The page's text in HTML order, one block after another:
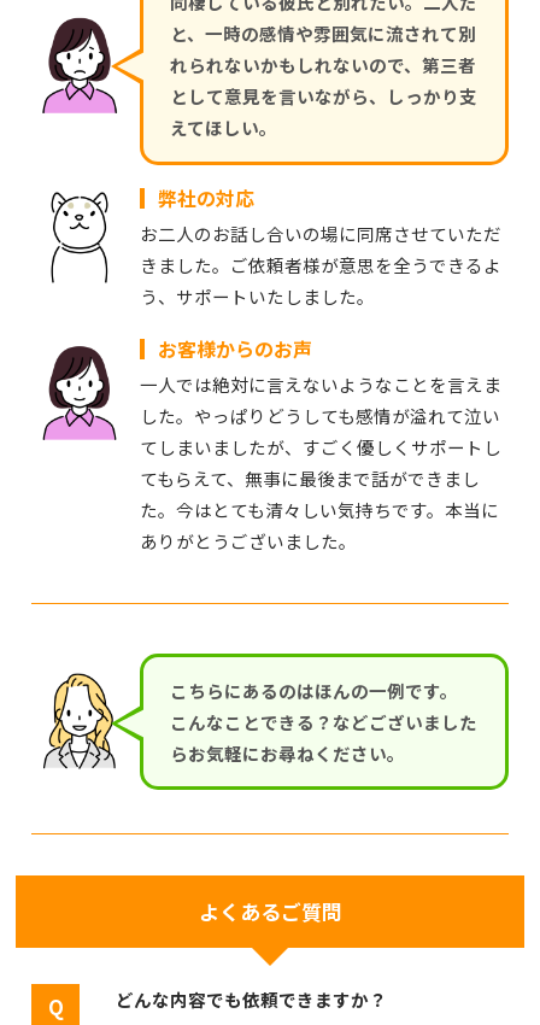
と、一時の感情や雰囲気に流されて別
れられないかもしれないので、第三者
として意見を言いながら、しっかり支
えてほしい。
弊社の対応
お二人のお話し合いの場に同席させていただ
きました。ご依頼者様が意思を全うできるよ
う、サポートいたしました。
お客様からのお声
一人では絶対に言えないようなことを言えま
した。やっぱりどうしても感情が溢れて泣い
てしまいましたが、すごく優しくサポートし
てもらえて、無事に最後まで話ができまし
た。今はとても清々しい気持ちです。本当に
ありがとうございました。
こちらにあるのはほんの一例です。
こんなことできる？などございました
らお気軽にお尋ねください。
よくあるご質問
どんな内容でも依頼できますか？